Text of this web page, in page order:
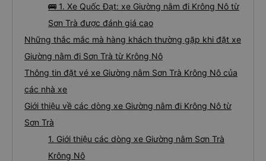
🚌 1. Xe Quốc Đạt: xe Giường nằm đi Krông Nô từ
Sơn Trà được đánh giá cao
Những thắc mắc mà hàng khách thường gặp khi đặt xe
Giường nằm đi Sơn Trà từ Krông Nô
Thông tin đặt vé xe Giường nằm Sơn Trà Krông Nô của
các nhà xe
Giới thiệu về các dòng xe Giường nằm đi Krông Nô từ
Sơn Trà
1. Giới thiệu các dòng xe Giường nằm Sơn Trà
Krông Nô